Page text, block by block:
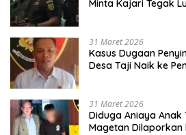
Minta Kajari Tegak
31 Maret 2026
Kasus Dugaan
Desa Taji Naik ke
31 Maret 2026
Diduga Aniaya Anak
Magetan Dilaporkan